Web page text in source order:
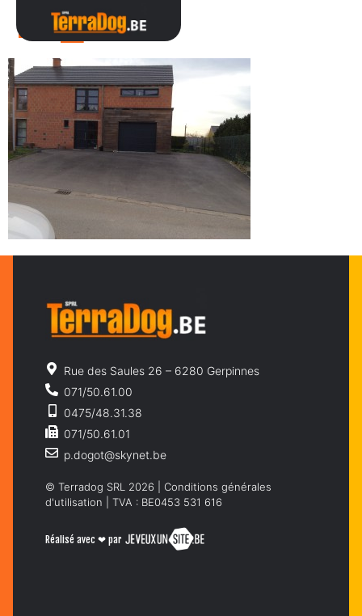
IMG_0070
Rue des Saules 26 – 6280 Gerpinnes
071/50.61.00
0475/48.31.38
071/50.61.01
p.dogot@skynet.be
© Terradog SRL 2026 | Conditions générales
d'utilisation | TVA : BE0453 531 616
Réalisé avec ❤ par